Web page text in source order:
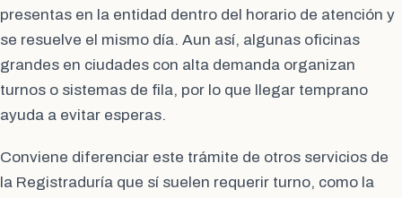
presentas en la entidad dentro del horario de atención y
se resuelve el mismo día. Aun así, algunas oficinas
grandes en ciudades con alta demanda organizan
turnos o sistemas de fila, por lo que llegar temprano
ayuda a evitar esperas.
Conviene diferenciar este trámite de otros servicios de
la Registraduría que sí suelen requerir turno, como la